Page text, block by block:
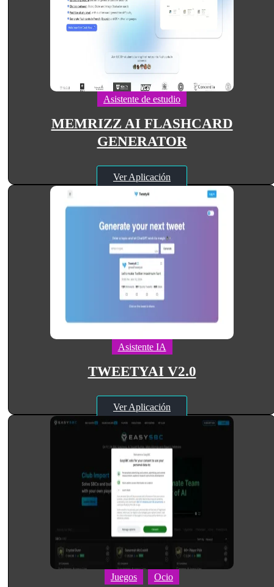
Asistente de estudio
MEMRIZZ AI FLASHCARD
GENERATOR
Ver Aplicación
Asistente IA
TWEETYAI V2.0
Ver Aplicación
Juegos Ocio